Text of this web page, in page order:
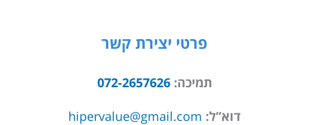
פרטי יצירת קשר
תמיכה:072-2657626
דוא”ל: hipervalue@gmail.com